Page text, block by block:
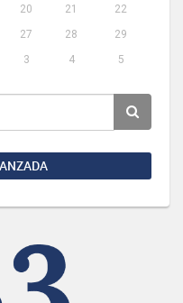
20 21
22
27 28
29
3 4 5